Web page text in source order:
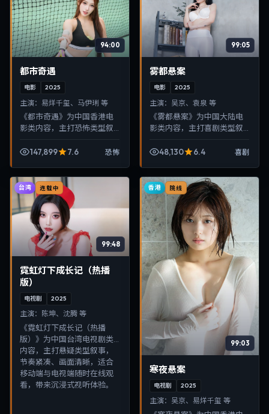
94:00
都市奇遇
电影 2025
主演： 易烊千玺、马伊琍 等
《都市奇遇》为中国香港电
影类内容，主打恐怖类型叙
适合移动端与电视端随时在
147,899 7.6 恐怖
99:05
雾都悬案
电影 2025
主演： 吴京、袁泉 等
《雾都悬案》为中国大陆电
影类内容，主打喜剧类型叙
适合移动端与电视端随时在
48,130 6.4 喜剧
台湾 连载中
99:48
霓虹灯下成长记（热播
版）
电视剧 2025
主演： 陈坤、沈腾 等
《霓虹灯下成长记（热播
版）》为中国台湾电视剧类
内容，主打悬疑类型叙事，
节奏紧凑、画面清晰，适合
移动端与电视端随时在线观
看，带来沉浸式视听体验。
香港 院线
99:03
寒夜悬案
电视剧 2025
主演： 吴京、易烊千玺 等